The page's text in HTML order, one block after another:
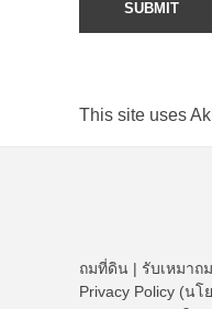
This site uses
ถมที่ดิน | รับเหมาถ
Privacy Policy (น